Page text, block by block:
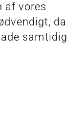
af vores
da
samtidig